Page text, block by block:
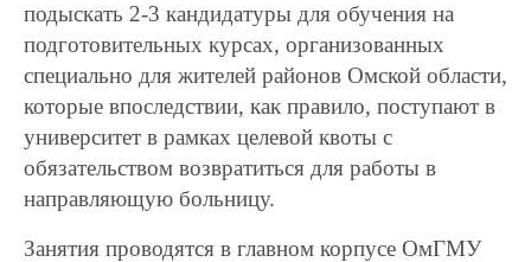
подыскать 2-3 кандидатуры для обучения на
подготовительных курсах, организованных
специально для жителей районов Омской области,
которые впоследствии, как правило, поступают в
университет в рамках целевой квоты с
обязательством возвратиться для работы в
направляющую больницу.
Занятия проводятся в главном корпусе ОмГМУ